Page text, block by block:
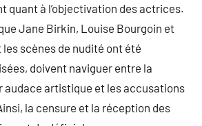
quant à l’objectivation des actrices.
Jane Birkin, Louise Bourgoin et
scènes de nudité ont été
doivent naviguer entre la
audace artistique et les accusations
la censure et la réception des